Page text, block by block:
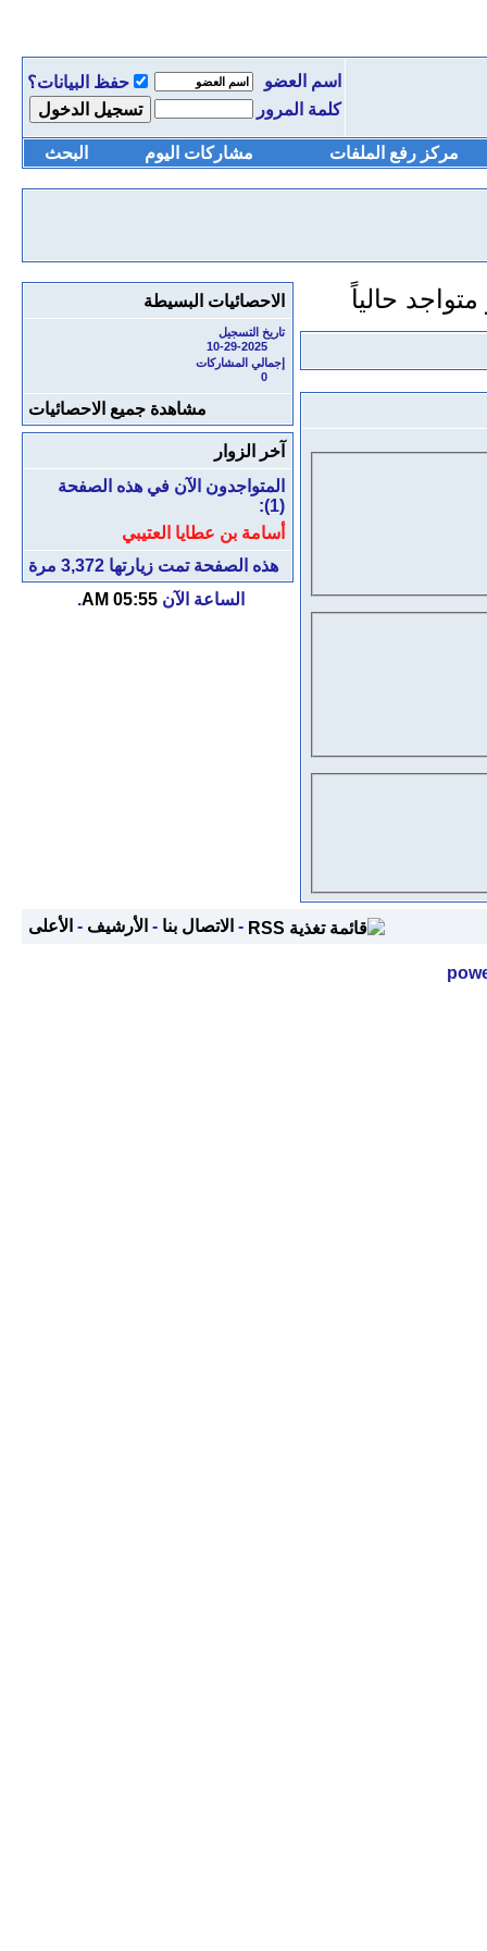
اسم العضو
حفظ البيانات؟
كلمة المرور
مركز رفع الملفات مشاركات اليوم البحث
الاحصائيات البسيطة
تاريخ التسجيل
10-29-2025
إجمالي المشاركات
0
مشاهدة جميع الاحصائيات
آخر الزوار
المتواجدون الآن في هذه الصفحة
(1):
أسامة بن عطايا العتيبي
هذه الصفحة تمت زيارتها 3,372 مرة
الساعة الآن 05:55 AM
.
- الاتصال بنا - الأرشيف - الأعلى